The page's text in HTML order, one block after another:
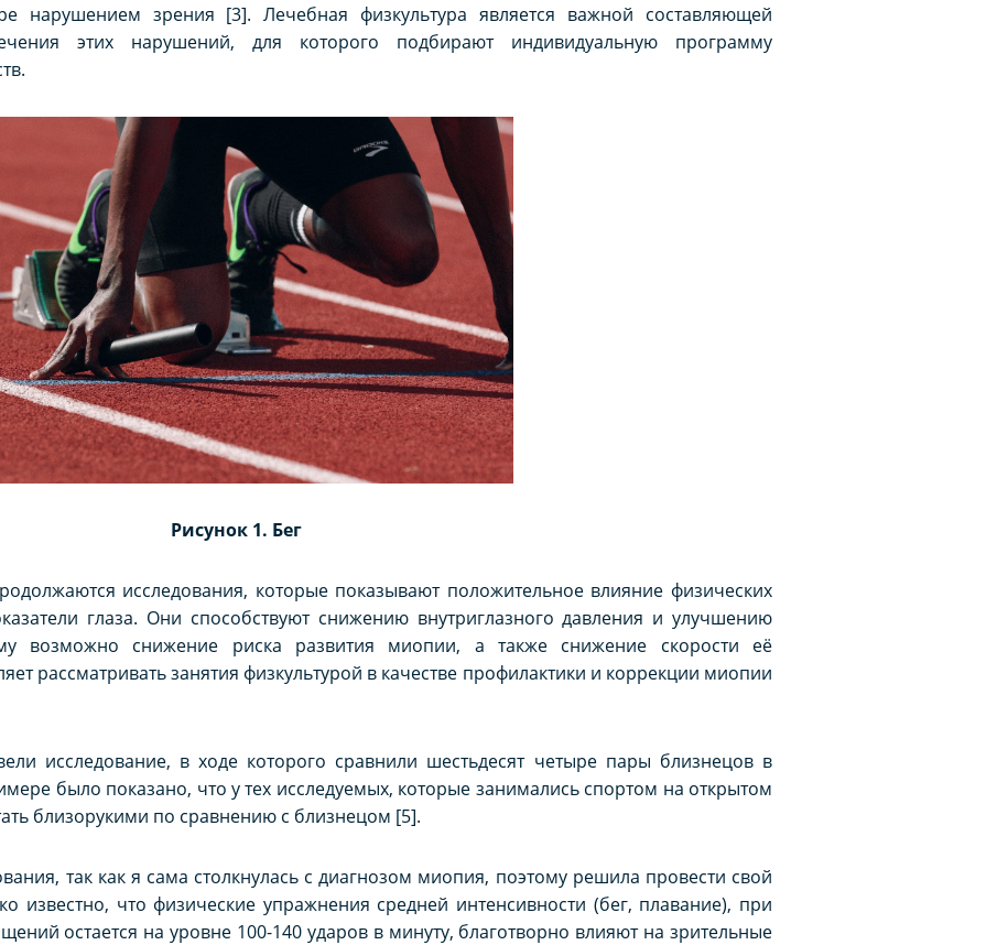
нарушением зрения [3]. Лечебная физкультура является важной составляющей
этих нарушений, для которого подбирают индивидуальную программу
Рисунок 1. Бег
исследования, которые показывают положительное влияние физических
глаза. Они способствуют снижению внутриглазного давления и улучшению
возможно снижение риска развития миопии, а также снижение скорости её
рассматривать занятия физкультурой в качестве профилактики и коррекции миопии
исследование, в ходе которого сравнили шестьдесят четыре пары близнецов в
было показано, что у тех исследуемых, которые занимались спортом на открытом
близорукими по сравнению с близнецом [5].
так как я сама столкнулась с диагнозом миопия, поэтому решила провести свой
известно, что физические упражнения средней интенсивности (бег, плавание), при
остается на уровне 100-140 ударов в минуту, благотворно влияют на зрительные